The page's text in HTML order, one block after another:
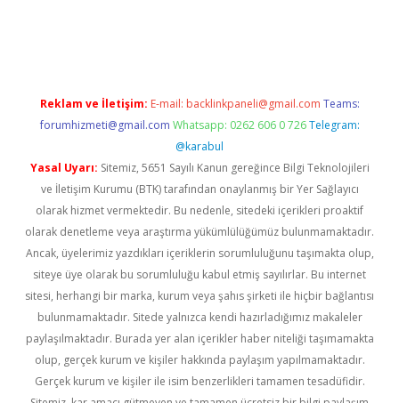
Reklam ve İletişim: E-mail: backlinkpaneli@gmail.com Teams:
forumhizmeti@gmail.com Whatsapp: 0262 606 0 726 Telegram:
@karabul
Yasal Uyarı: Sitemiz, 5651 Sayılı Kanun gereğince Bilgi Teknolojileri
ve İletişim Kurumu (BTK) tarafından onaylanmış bir Yer Sağlayıcı
olarak hizmet vermektedir. Bu nedenle, sitedeki içerikleri proaktif
olarak denetleme veya araştırma yükümlülüğümüz bulunmamaktadır.
Ancak, üyelerimiz yazdıkları içeriklerin sorumluluğunu taşımakta olup,
siteye üye olarak bu sorumluluğu kabul etmiş sayılırlar. Bu internet
sitesi, herhangi bir marka, kurum veya şahıs şirketi ile hiçbir bağlantısı
bulunmamaktadır. Sitede yalnızca kendi hazırladığımız makaleler
paylaşılmaktadır. Burada yer alan içerikler haber niteliği taşımamakta
olup, gerçek kurum ve kişiler hakkında paylaşım yapılmamaktadır.
Gerçek kurum ve kişiler ile isim benzerlikleri tamamen tesadüfidir.